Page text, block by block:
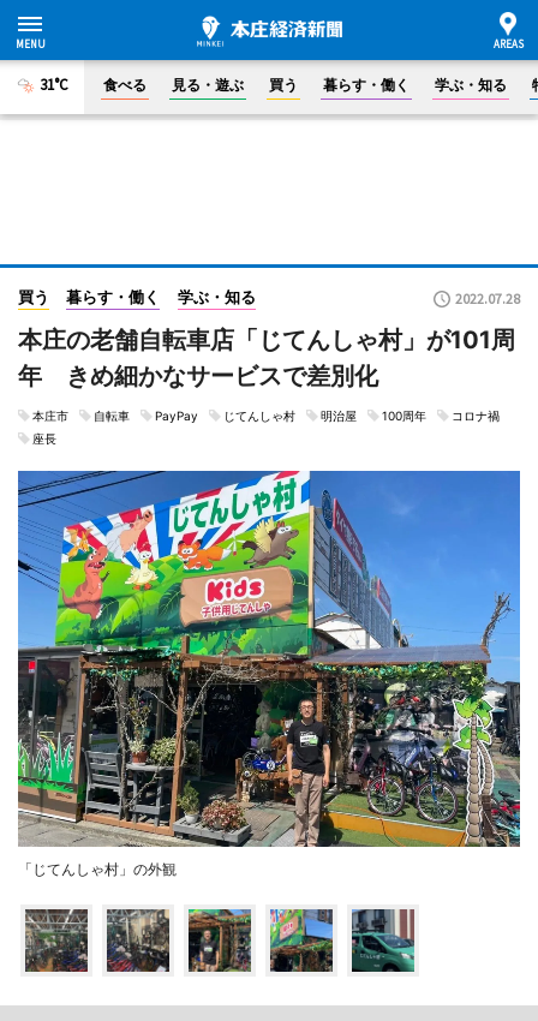
31°C 食べる 見る・遊ぶ 買う 暮らす・働く 学ぶ・知る
買う 暮らす・働く 学ぶ・知る 2022.07.28
本庄の老舗自転車店「じてんしゃ村」が101周
年 きめ細かなサービスで差別化
本庄市 自転車 PayPay じてんしゃ村 明治屋 100周年
コロナ禍
座長
「じてんしゃ村」の外観